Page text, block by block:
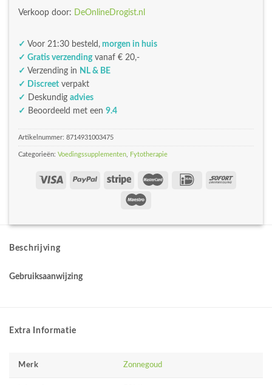
Verkoop door: DeOnlineDrogist.nl
✓ Voor 21:30 besteld, morgen in huis
✓ Gratis verzendingvanaf € 20,-
✓ Verzending in NL & BE
✓ Discreet verpakt
✓
Deskundig advies
✓ Beoordeeld met een 9.4
Artikelnummer: 8714931003475
Categorieën: Voedingssupplementen Fytotherapie
Beschrijving
Gebruiksaanwijzing
Extra Informatie
Merk Zonnegoud